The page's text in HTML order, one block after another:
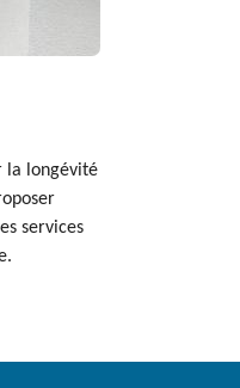
la longévité
services